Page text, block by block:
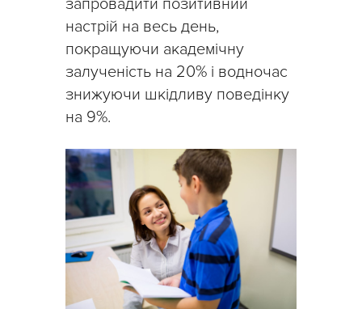
настрій на весь день,
покращуючи академічну
залученість на 20% і водночас
знижуючи шкідливу поведінку
на 9%.